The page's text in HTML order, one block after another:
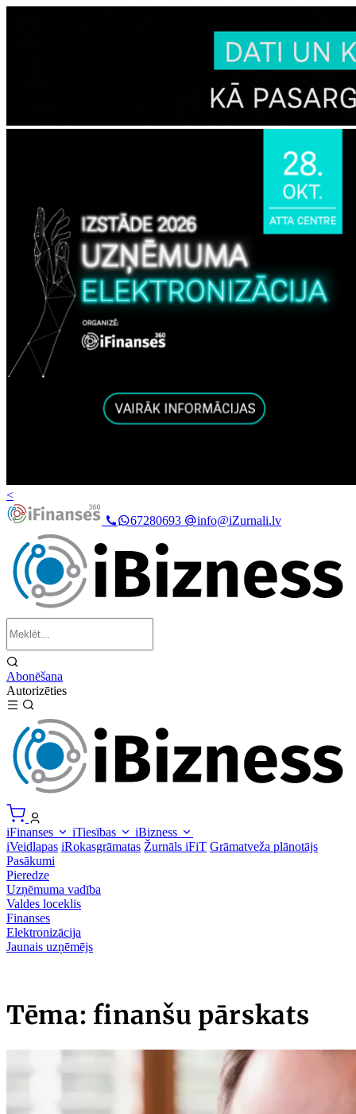
<
67280693
info@iZurnali.lv
Abonēšana
Autorizēties
iFinanses iTiesības
iBizness
iVeidlapas iRokasgrāmatas Žurnāls iFiT Grāmatveža plānotājs
Pasākumi
Pieredze
Uzņēmuma vadība
Valdes loceklis
Finanses
Elektronizācija
Jaunais uzņēmējs
Tēma: finanšu pārskats